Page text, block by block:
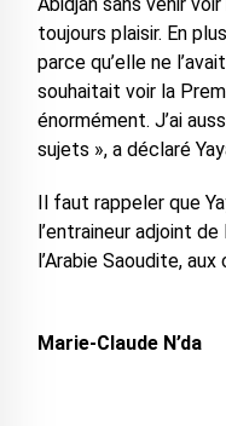
toujours plaisir. En
parce qu’elle ne
souhaitait voir la
énormément. J’ai
sujets », a déclaré
Il faut rappeler que
l’entraineur adjoint
l’Arabie Saoudite,
Marie-Claude N’da